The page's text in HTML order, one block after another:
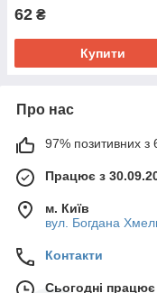
62 ₴
Купити
Про нас
97% позитивних з
Працює з
м. Київ
вул. Богдана
Контакти
Сьогодні